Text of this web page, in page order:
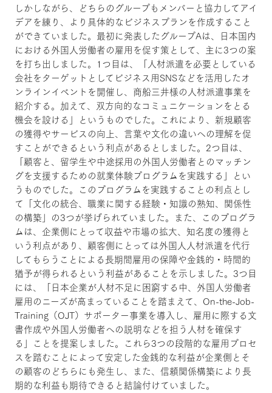
しかしながら、どちらのグループもメンバーと協力してアイ
デアを練り、より具体的なビジネスプランを作成すること
ができていました。最初に発表したグループAは、日本国内
における外国人労働者の雇用を促す策として、主に3つの案
を打ち出しました。1つ目は、「人材派遣を必要としている
会社をターゲットとしてビジネス用SNSなどを活用したオ
ンラインイベントを開催し、商船三井様の人材派遣事業を
紹介する。加えて、双方向的なコミュニケーションをとる
機会を設ける」というものでした。これにより、新規顧客
の獲得やサービスの向上、言葉や文化の違いへの理解を促
すことができるという利点があるとしました。2つ目は、
「顧客と、留学生や中途採用の外国人労働者とのマッチン
グを支援するための就業体験プログラムを実践する」とい
うものでした。このプログラムを実践することの利点とし
て「文化の統合、職業に関する経験・知識の熟知、関係性
の構築」の3つが挙げられていました。また、このプログラ
ムは、企業側にとって収益や市場の拡大、知名度の獲得と
いう利点があり、顧客側にとっては外国人人材派遣を代行
してもらうことによる長期間雇用の保障や金銭的・時間的
猶予が得られるという利益があることを示しました。3つ目
には、「日本企業が人材不足に困窮する中、外国人労働者
雇用のニーズが高まっていることを踏まえて、On-the-Job-
Training（OJT）サポーター事業を導入し、雇用に際する文
書作成や外国人労働者への説明などを担う人材を確保す
る」ことを提案しました。これら3つの段階的な雇用プロセ
スを踏むことによって安定した金銭的な利益が企業側とそ
の顧客のどちらにも発生し、また、信頼関係構築により長
期的な利益も期待できると結論付けていました。